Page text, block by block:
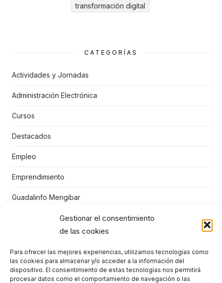
Gestionar el consentimiento
de las cookies
Para ofrecer las mejores experiencias, utilizamos tecnologías como
las cookies para almacenar y/o acceder a la información del
dispositivo. El consentimiento de estas tecnologías nos permitirá
procesar datos como el comportamiento de navegación o las
transformación digital
CATEGORÍAS
Actividades y Jornadas
Administración Electrónica
Cursos
Destacados
Empleo
Emprendimiento
Guadalinfo Mengibar
Juegos educativos
Niños
Punto Vuela Mengíbar